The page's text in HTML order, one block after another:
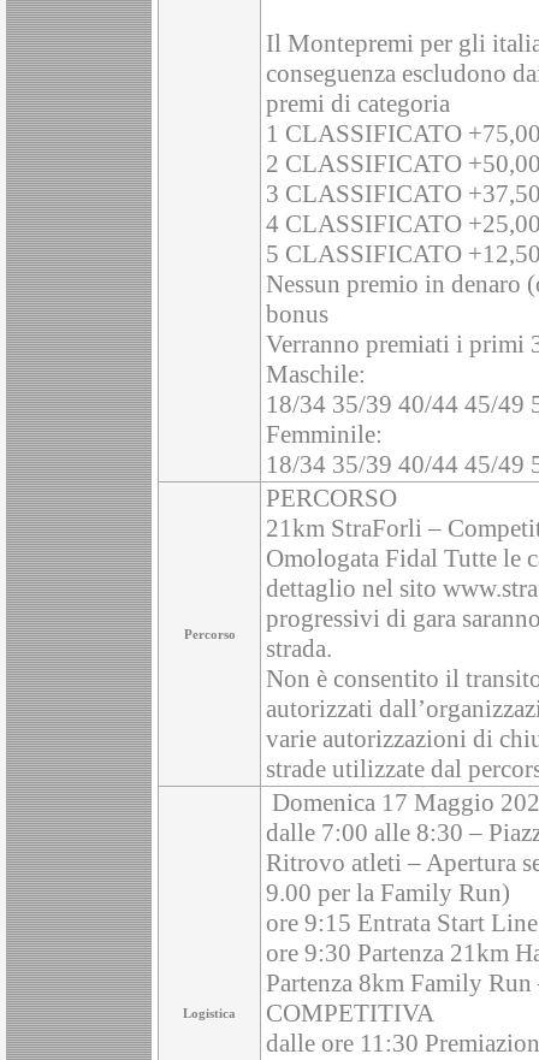
Il Montepremi per gli
conseguenza escludono
premi di categoria
1 CLASSIFICATO
2 CLASSIFICATO
3 CLASSIFICATO
4 CLASSIFICATO
5 CLASSIFICATO
Nessun premio in denaro
bonus
Verranno premiati i primi
Maschile:
18/34 35/39 40/44 45/49
Femminile:
18/34 35/39 40/44 45/49
Percorso
PERCORSO
21km StraForli –
Omologata Fidal Tutte le
dettaglio nel sito
progressivi di gara
strada.
Non è consentito il
autorizzati
varie autorizzazioni di
strade utilizzate dal
Logistica
Domenica 17 Maggio
dalle 7:00 alle 8:30 –
Ritrovo atleti – Apertura
9.00 per la Family Run)
ore 9:15 Entrata Start Line
ore 9:30 Partenza 21km
Partenza 8km Family
COMPETITIVA
dalle ore 11:30